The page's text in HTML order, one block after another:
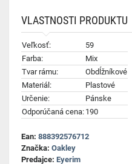
VLASTNOSTI PRODUKTU
Veľkosť:
59
Farba:
Mix
Tvar rámu:
Obdĺžníkové
Materiál:
Plastové
Určenie:
Pánske
Odporúčaná cena: 190
Ean: 888392576712
Značka: Oakley
Predajce: Eyerim